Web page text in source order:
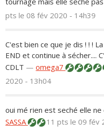
ptsle 08 fév 2020 - 14h39
C'est bien ce que je dis ! ! !
END et continue à sécher....
CDLT —omega7
2020 - 13h04
oui mé rien est seché elle ne
SASSA
11 ptsle 09 fév